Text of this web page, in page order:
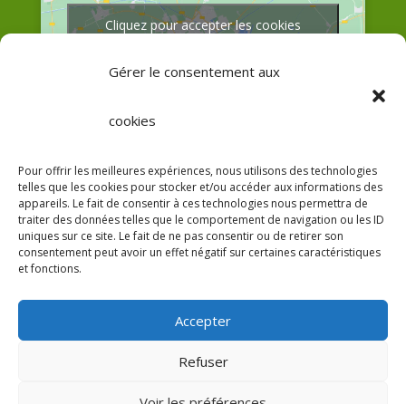
Gérer le consentement aux
cookies
Pour offrir les meilleures expériences, nous utilisons des technologies
telles que les cookies pour stocker et/ou accéder aux informations des
appareils. Le fait de consentir à ces technologies nous permettra de
traiter des données telles que le comportement de navigation ou les ID
uniques sur ce site. Le fait de ne pas consentir ou de retirer son
consentement peut avoir un effet négatif sur certaines caractéristiques
et fonctions.
Accepter
Refuser
Cliquez pour accepter les cookies
Afficher une carte plus grande